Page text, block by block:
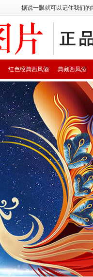
据说一眼就可以记住我们
典藏西凤酒
红色经典西凤酒